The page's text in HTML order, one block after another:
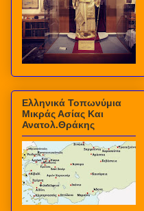
Ελληνικά Τοπωνύμια
Μικράς Ασίας Και
Ανατολ.Θράκης